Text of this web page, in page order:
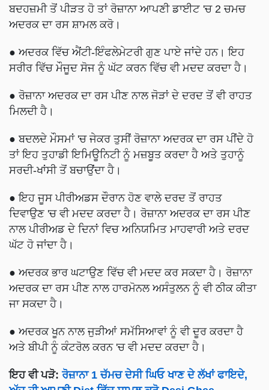
ਬਦਹਜ਼ਮੀ ਤੋਂ ਪੀੜਤ ਹੋ ਤਾਂ ਰੋਜ਼ਾਨਾ ਆਪਣੀ ਡਾਈਟ 'ਚ 2 ਚਮਚ
ਅਦਰਕ ਦਾ ਰਸ ਸ਼ਾਮਲ ਕਰੋ।
● ਅਦਰਕ ਵਿੱਚ ਐਂਟੀ-ਇੰਫਲੇਮੇਟਰੀ ਗੁਣ ਪਾਏ ਜਾਂਦੇ ਹਨ। ਇਹ
ਸਰੀਰ ਵਿੱਚ ਮੌਜੂਦ ਸੋਜ ਨੂੰ ਘੱਟ ਕਰਨ ਵਿੱਚ ਵੀ ਮਦਦ ਕਰਦਾ ਹੈ।
● ਰੋਜ਼ਾਨਾ ਅਦਰਕ ਦਾ ਰਸ ਪੀਣ ਨਾਲ ਜੋੜਾਂ ਦੇ ਦਰਦ ਤੋਂ ਵੀ ਰਾਹਤ
ਮਿਲਦੀ ਹੈ।
● ਬਦਲਦੇ ਮੌਸਮਾਂ 'ਚ ਜੇਕਰ ਤੁਸੀਂ ਰੋਜ਼ਾਨਾ ਅਦਰਕ ਦਾ ਰਸ ਪੀਂਦੇ ਹੋ
ਤਾਂ ਇਹ ਤੁਹਾਡੀ ਇਮਿਊਨਿਟੀ ਨੂੰ ਮਜ਼ਬੂਤ ​​ਕਰਦਾ ਹੈ ਅਤੇ ਤੁਹਾਨੂੰ
ਸਰਦੀ-ਖਾਂਸੀ ਤੋਂ ਬਚਾਉਂਦਾ ਹੈ।
● ਇਹ ਜੂਸ ਪੀਰੀਅਡਸ ਦੌਰਾਨ ਹੋਣ ਵਾਲੇ ਦਰਦ ਤੋਂ ਰਾਹਤ
ਦਿਵਾਉਣ 'ਚ ਵੀ ਮਦਦ ਕਰਦਾ ਹੈ। ਰੋਜ਼ਾਨਾ ਅਦਰਕ ਦਾ ਰਸ ਪੀਣ
ਨਾਲ ਪੀਰੀਅਡ ਦੇ ਦਿਨਾਂ ਵਿਚ ਅਨਿਯਮਿਤ ਮਾਹਵਾਰੀ ਅਤੇ ਦਰਦ
ਘੱਟ ਹੋ ਜਾਂਦਾ ਹੈ।
● ਅਦਰਕ ਭਾਰ ਘਟਾਉਣ ਵਿੱਚ ਵੀ ਮਦਦ ਕਰ ਸਕਦਾ ਹੈ। ਰੋਜ਼ਾਨਾ
ਅਦਰਕ ਦਾ ਰਸ ਪੀਣ ਨਾਲ ਹਾਰਮੋਨਲ ਅਸੰਤੁਲਨ ਨੂੰ ਵੀ ਠੀਕ ਕੀਤਾ
ਜਾ ਸਕਦਾ ਹੈ।
● ਅਦਰਕ ਖੂਨ ਨਾਲ ਜੁੜੀਆਂ ਸਮੱਸਿਆਵਾਂ ਨੂੰ ਵੀ ਦੂਰ ਕਰਦਾ ਹੈ
ਅਤੇ ਬੀਪੀ ਨੂੰ ਕੰਟਰੋਲ ਕਰਨ 'ਚ ਵੀ ਮਦਦ ਕਰਦਾ ਹੈ।
ਇਹ ਵੀ ਪੜੋ: ਰੋਜ਼ਾਨਾ 1 ਚੱਮਚ ਦੇਸੀ ਘਿਓ ਖਾਣ ਦੇ ਲੱਖਾਂ ਫਾਇਦੇ,